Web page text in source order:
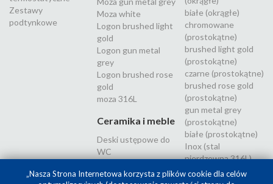
Zestawy
podtynkowe
Moza white
Logon brushed light
gold
Logon gun metal
grey
Logon brushed rose
gold
moza 316L
Ceramika i meble
Deski ustępowe do
WC
białe (okrągłe)
chromowane
(prostokątne)
brushed light gold
(prostokątne)
czarne (prostokątne)
brushed rose gold
(prostokątne)
gun metal grey
(prostokątne)
białe (prostokątne)
Inox (stal
nierdzewna 316L)
„Nasza Strona Internetowa korzysta z plików cookie dla celów